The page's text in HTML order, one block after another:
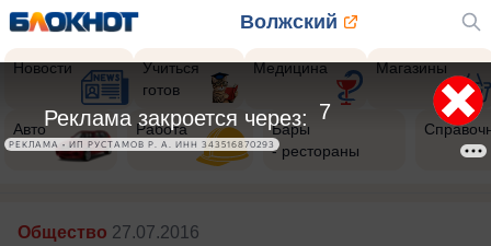
Волжский
Новости
Учиться
готов
Медицина Магазины
Авто Работа
Бары
- рестораны
Общество 27.07.2016
5
Реклама закроется через:
РЕКЛАМА • ИП РУСТАМОВ Р. А. ИНН 343516870293